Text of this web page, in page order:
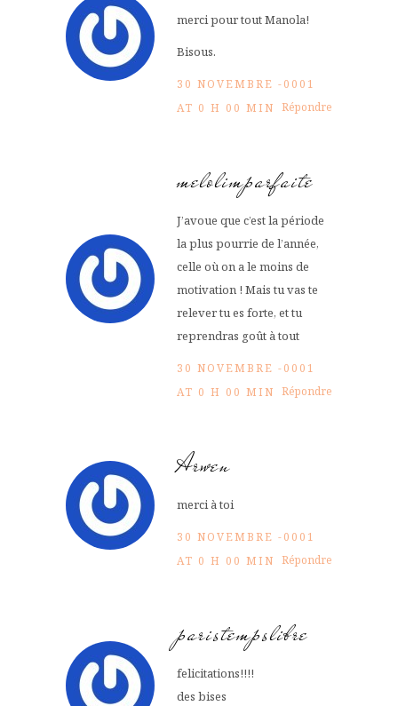
merci pour tout Manola!
Bisous.
30 NOVEMBRE -0001
AT 0 H 00 MIN Répondre
melolimparfaite
J’avoue que c’est la période
la plus pourrie de l’année,
celle où on a le moins de
motivation ! Mais tu vas te
relever tu es forte, et tu
reprendras goût à tout
30 NOVEMBRE -0001
AT 0 H 00 MIN Répondre
Arwen
merci à toi
30 NOVEMBRE -0001
AT 0 H 00 MIN Répondre
paristempslibre
felicitations!!!!
des bises